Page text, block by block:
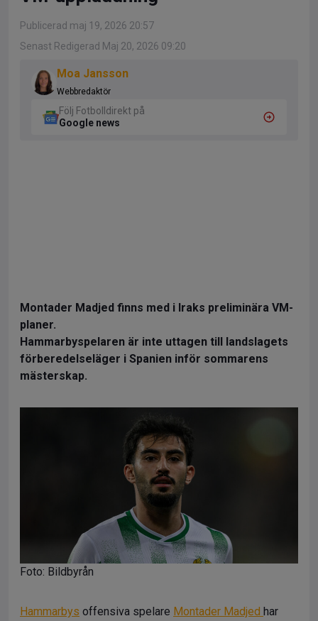
Publicerad maj 19, 2026 20:57
Senast Redigerad Maj 20, 2026 09:20
Moa Jansson
Webbredaktör
Följ Fotbolldirekt på
Google news
Montader Madjed finns med i Iraks preliminära VM-
planer.
Hammarbyspelaren är inte uttagen till landslagets
förberedelseläger i Spanien inför sommarens
mästerskap.
Foto: Bildbyrån
Hammarbys offensiva spelare Montader Madjed har